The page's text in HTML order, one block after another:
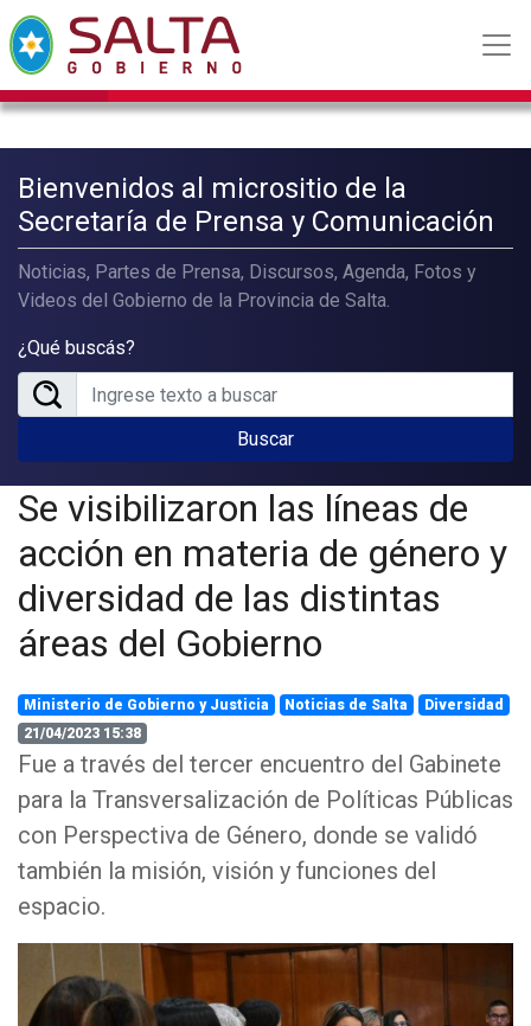
Bienvenidos al micrositio de la
Secretaría de Prensa y Comunicación
Noticias, Partes de Prensa, Discursos, Agenda, Fotos y
Videos del Gobierno de la Provincia de Salta.
¿Qué buscás?
Buscar
Se visibilizaron las líneas de
acción en materia de género y
diversidad de las distintas
áreas del Gobierno
Ministerio de Gobierno y Justicia Noticias de Salta
Diversidad
21/04/2023 15:38
Fue a través del tercer encuentro del Gabinete
para la Transversalización de Políticas Públicas
con Perspectiva de Género, donde se validó
también la misión, visión y funciones del
espacio.